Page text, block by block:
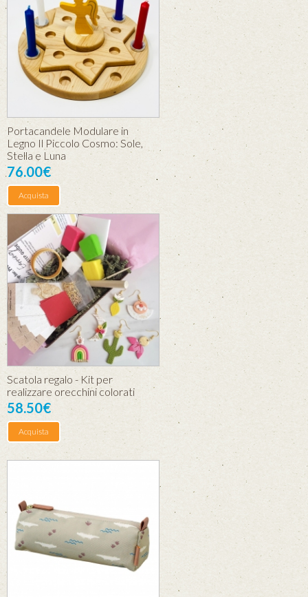
Portacandele Modulare in
Legno Il Piccolo Cosmo: Sole,
Stella e Luna
76.00€
Acquista
Scatola regalo - Kit per
realizzare orecchini colorati
58.50€
Acquista